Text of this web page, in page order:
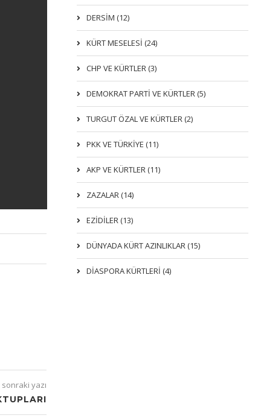
sonraki yazı
DERSIM (12)
KÜRT MESELESİ (24)
CHP VE KÜRTLER (3)
DEMOKRAT PARTI VE KÜRTLER (5)
TURGUT ÖZAL VE KÜRTLER (2)
PKK VE TÜRKIYE (11)
AKP VE KÜRTLER (11)
ZAZALAR (14)
EZIDILER (13)
DÜNYADA KÜRT AZINLIKLAR (15)
DİASPORA KÜRTLERİ (4)